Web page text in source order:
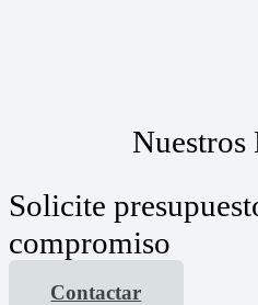
Nuestros
Solicite
compromiso
Contactar